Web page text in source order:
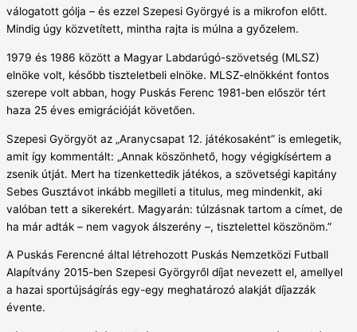
válogatott gólja – és ezzel Szepesi Györgyé is a mikrofon előtt.
Mindig úgy közvetített, mintha rajta is múlna a győzelem.
1979 és 1986 között a Magyar Labdarúgó-szövetség (MLSZ)
elnöke volt, később tiszteletbeli elnöke. MLSZ-elnökként fontos
szerepe volt abban, hogy Puskás Ferenc 1981-ben először tért
haza 25 éves emigrációját követően.
Szepesi Györgyöt az „Aranycsapat 12. játékosaként” is emlegetik,
amit így kommentált: „Annak köszönhető, hogy végigkísértem a
zsenik útját. Mert ha tizenkettedik játékos, a szövetségi kapitány
Sebes Gusztávot inkább megilleti a titulus, meg mindenkit, aki
valóban tett a sikerekért. Magyarán: túlzásnak tartom a címet, de
ha már adták – nem vagyok álszerény –, tisztelettel köszönöm.”
A Puskás Ferencné által létrehozott Puskás Nemzetközi Futball
Alapítvány 2015-ben Szepesi Györgyről díjat nevezett el, amellyel
a hazai sportújságírás egy-egy meghatározó alakját díjazzák
évente.